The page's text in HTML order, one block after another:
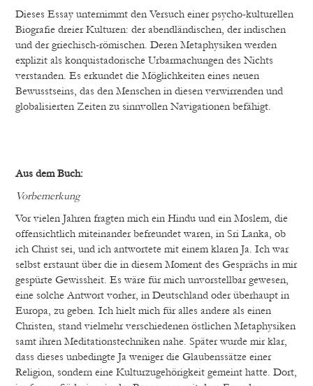
Dieses Essay unternimmt den Versuch einer psycho-kulturellen
Biografie dreier Kulturen: der abendländischen, der indischen
und der griechisch-römischen. Deren Metaphysiken werden
explizit als konquistadorische Urbarmachungen des Nichts
verstanden. Es erkundet die Möglichkeiten eines neuen
Bewusstseins, das den Menschen in diesen verwirrenden und
globalisierten Zeiten zu sinnvollen Navigationen befähigt.
Aus dem Buch:
Vorbemerkung
Vor vielen Jahren fragten mich ein Hindu und ein Moslem, die
offensichtlich miteinander befreundet waren, in Sri Lanka, ob
ich Christ sei, und ich antwortete mit einem klaren Ja. Ich war
selbst erstaunt über die in diesem Moment des Gesprächs in mir
gespürte Gewissheit. Es wäre für mich unvorstellbar gewesen,
eine solche Antwort vorher, in Deutschland oder überhaupt in
Europa, zu geben. Ich hielt mich für alles andere als einen
Christen, stand vielmehr verschiedenen östlichen Metaphysiken
samt ihren Meditationstechniken nahe. Später wurde mir klar,
dass dieses unbedingte Ja weniger die Glaubenssätze einer
Religion, sondern eine Kulturzugehörigkeit gemeint hatte. Dort,